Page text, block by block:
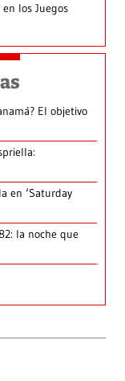
los Juegos
El objetivo
en ‘Saturday
la noche que